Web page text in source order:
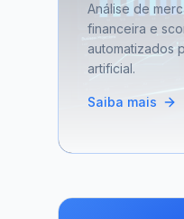
Análise de
financeira e
automatizados
artificial.
Saiba mais